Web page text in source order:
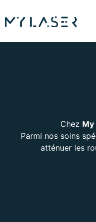
Chez My
Parmi nos soins
atténuer les